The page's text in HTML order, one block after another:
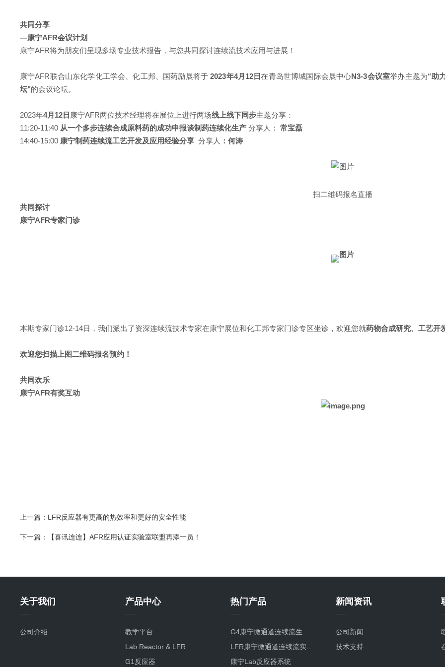
共同分享
—康宁AFR会议计划
康宁AFR将为朋友们呈现多场专业技术报告，与您共同探讨连续流技术应用与进展！
康宁AFR联合山东化学化工学会、化工邦、国药励展将于 2023年4月12日在青岛世博城国际会展中心N3-3会议室举办主题为“助
坛"的会议论坛。
2023年4月12日 康宁AFR两位技术经理将在展位上进行两场线上线下同步主题分享：
11:20-11:40 从一个多步连续合成原料药的成功申报谈制药连续化生产 分享人： 常宝磊
14:40-15:00 康宁制药连续流工艺开发及应用经验分享 分享人 ：何涛
扫二维码报名直播
共同探讨
康宁AFR专家门诊
本期专家门诊12-14日，我们派出了资深连续流技术专家在康宁展位和化工邦专家门诊专区坐诊，欢迎您就药物合成研究、工艺开
欢迎您扫描上图二维码报名预约！
共同欢乐
康宁AFR有奖互动
上一篇： LFR反应器有更高的热效率和更好的安全性能
下一篇： 【喜讯连连】AFR应用认证实验室联盟再添一员！
关于我们
公司介绍
产品中心
教学平台
Lab Reactor & LFR
G1反应器
热门产品
康宁Lab反应器系统
新闻资讯
公司新闻
技术支持